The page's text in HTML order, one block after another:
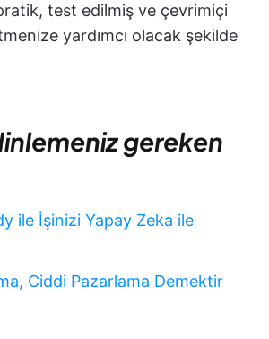
test edilmiş ve çevrimiçi
yardımcı olacak şekilde
gereken
ile İşinizi Yapay Zeka ile
Ciddi Pazarlama Demektir